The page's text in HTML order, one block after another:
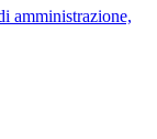
amministrazione,